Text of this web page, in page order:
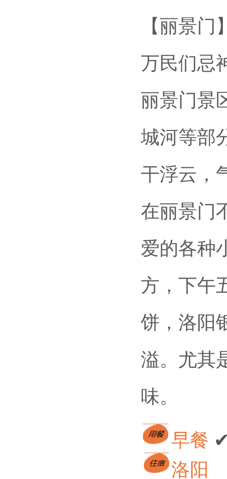
【丽景
万民们忌
丽景门景
城河等部
干浮云，
在丽景门
爱的各种
方，下午
饼，洛阳
溢。尤其
味。
早餐
洛阳